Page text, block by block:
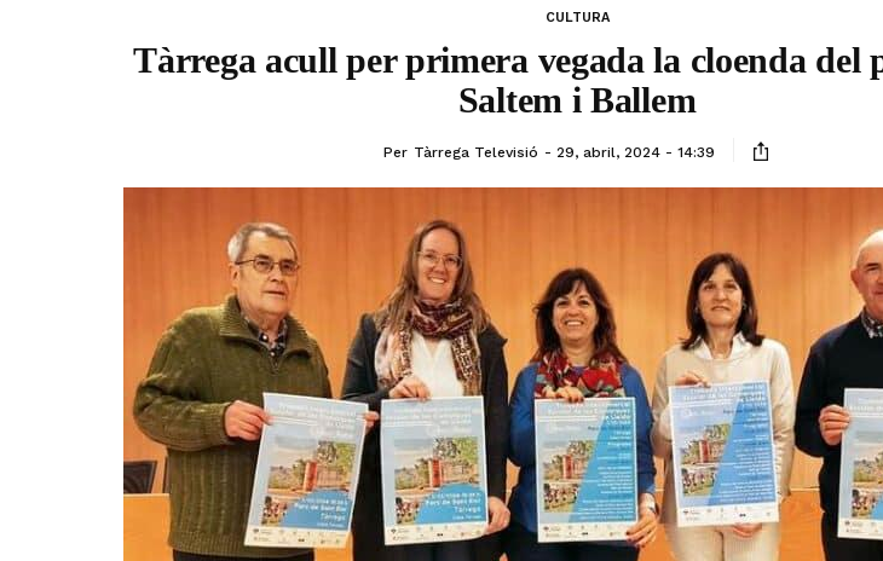
CULTURA
Tàrrega acull per primera vegada la cloenda del
Saltem i Ballem
Per Tàrrega Televisió 29, abril, 2024 - 14:39